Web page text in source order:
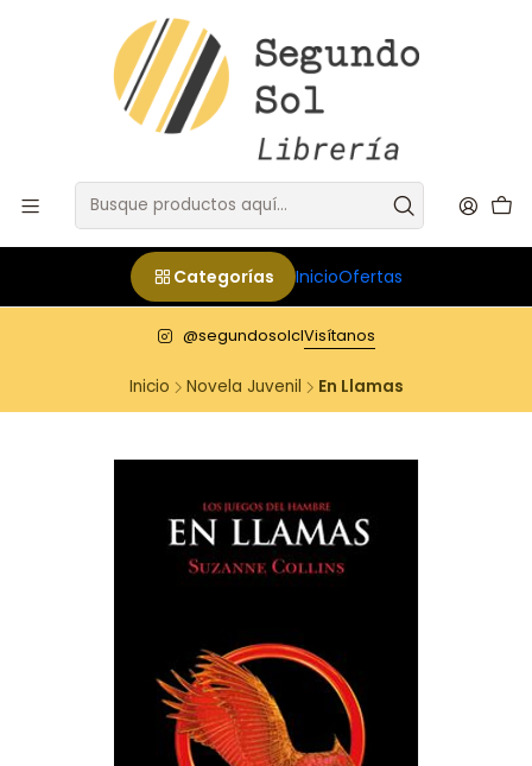
Categorías InicioOfertas
@segundosolclVisítanos
Inicio Novela Juvenil En Llamas